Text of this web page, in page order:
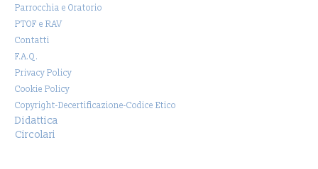
Parrocchia e Oratorio
PTOF e RAV
Contatti
F.A.Q.
Privacy Policy
Cookie Policy
Copyright-Decertificazione-Codice Etico
Didattica
Circolari